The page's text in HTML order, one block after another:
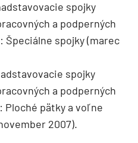
spojky
a podperných
Špeciálne spojky (marec
spojky
a podperných
Ploché pätky a voľne
2007).